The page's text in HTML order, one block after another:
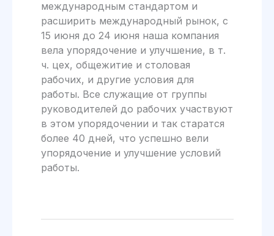
международным стандартом и
расширить международный рынок, с
15 июня до 24 июня наша компания
вела упорядочение и улучшение, в т.
ч. цех, общежитие и столовая
рабочих, и другие условия для
работы. Все служащие от группы
руководителей до рабочих участвуют
в этом упорядочении и так старатся
более 40 дней, что успешно вели
упорядочение и улучшение условий
работы.